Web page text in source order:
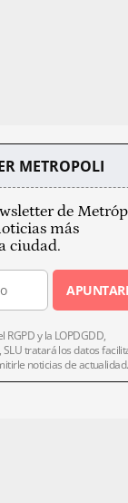
METROPOLI
de
más
ciudad.
y la LOPDGDD,
SLU tratará los datos
noticias de actualidad.